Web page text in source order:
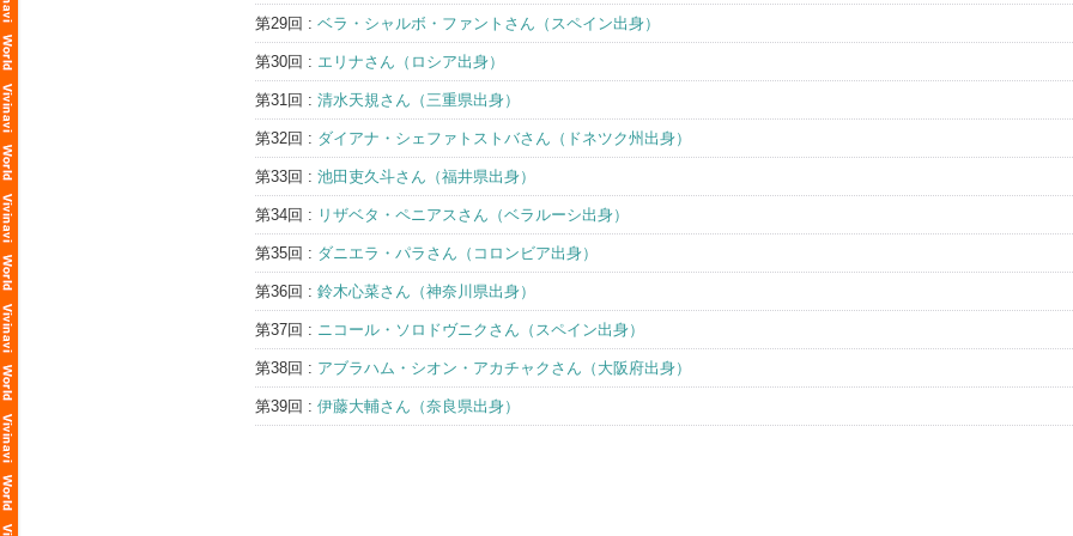
第29回 : ベラ・シャルボ・ファントさん（スペイン出身）
第30回 : エリナさん（ロシア出身）
第31回 : 清水天規さん（三重県出身）
第32回 : ダイアナ・シェファトストバさん（ドネツク州出身）
第33回 : 池田吏久斗さん（福井県出身）
第34回 : リザベタ・ペニアスさん（ベラルーシ出身）
第35回 : ダニエラ・パラさん（コロンビア出身）
第36回 : 鈴木心菜さん（神奈川県出身）
第37回 : ニコール・ソロドヴニクさん（スペイン出身）
第38回 : アブラハム・シオン・アカチャクさん（大阪府出身）
第39回 : 伊藤大輔さん（奈良県出身）